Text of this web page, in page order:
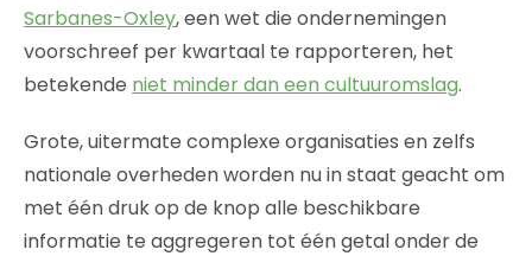
Sarbanes-Oxley, een wet die ondernemingen
voorschreef per kwartaal te rapporteren, het
betekende niet minder dan een cultuuromslag.
Grote, uitermate complexe organisaties en zelfs
nationale overheden worden nu in staat geacht om
met één druk op de knop alle beschikbare
informatie te aggregeren tot één getal onder de